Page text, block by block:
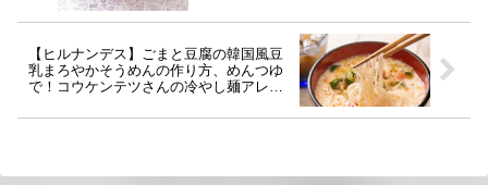
【ヒルナンデス】ごまと豆腐の韓国風豆
乳まろやかそうめんの作り方、めんつゆ
で！コウケンテツさんの冷やし麺アレン